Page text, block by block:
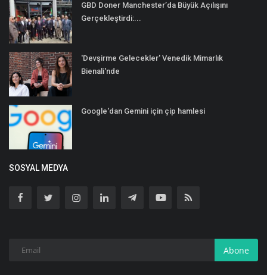
GBD Doner Manchester’da Büyük Açılışını
Gerçekleştirdi:...
'Devşirme Gelecekler' Venedik Mimarlık
Bienali'nde
Google'dan Gemini için çip hamlesi
SOSYAL MEDYA
Abone